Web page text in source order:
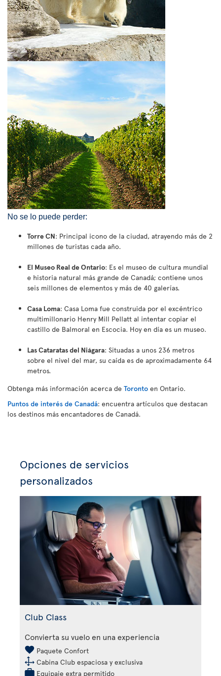
No se lo puede perder:
Torre CN: Principal icono de la ciudad, atrayendo más de 2
millones de turistas cada año.
El Museo Real de Ontario: Es el museo de cultura mundial
e historia natural más grande de Canadá; contiene unos
seis millones de elementos y más de 40 galerías.
Casa Loma: Casa Loma fue construida por el excéntrico
multimillonario Henry Mill Pellatt al intentar copiar el
castillo de Balmoral en Escocia. Hoy en día es un museo.
Las Cataratas del Niágara: Situadas a unos 236 metros
sobre el nivel del mar, su caída es de aproximadamente 64
metros.
Obtenga más información acerca de Toronto en Ontario.
Puntos de interés de Canadá: encuentra artículos que destacan
los destinos más encantadores de Canadá.
Opciones de servicios
personalizados
Club Class
Convierta su vuelo en una experiencia
Paquete Confort
Cabina Club espaciosa y exclusiva
Equipaje extra permitido